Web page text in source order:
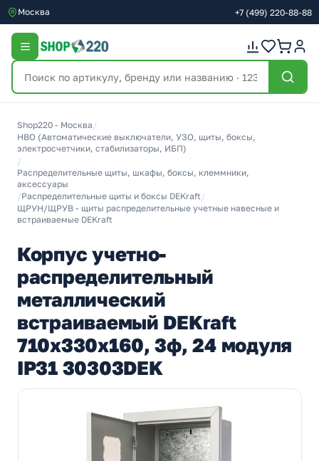
Москва +7 (499) 220-88-88
Shop220 - Москва /
НВО (Автоматические выключатели, УЗО, щиты, боксы,
электросчетчики, стабилизаторы, ИБП)
/
Распределительные щиты, шкафы, боксы, клеммники,
аксессуары
/Распределительные щиты и боксы DEKraft/
ЩРУН/ЩРУВ - щиты распределительные учетные навесные и
встраиваемые DEKraft
Корпус учетно-
распределительный
металлический
встраиваемый DEKraft
710х330х160, 3ф, 24 модуля
IP31 30303DEK